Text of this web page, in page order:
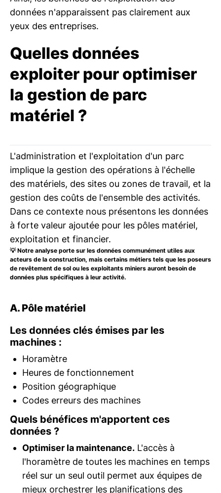
données n'apparaissent pas clairement aux
yeux des entreprises.
Quelles données
exploiter pour optimiser
la gestion de parc
matériel ?
L'administration et l'exploitation d'un parc
implique la gestion des opérations à l'échelle
des matériels, des sites ou zones de travail, et la
gestion des coûts de l'ensemble des activités.
Dans ce contexte nous présentons les données
à forte valeur ajoutée pour les pôles matériel,
exploitation et financier.
💡 Notre analyse porte sur les données communément utiles aux
acteurs de la construction, mais certains métiers tels que les poseurs
de revêtement de sol ou les exploitants miniers auront besoin de
données plus spécifiques à leur activité.
A. Pôle matériel
Les données clés émises par les
machines :
Horamètre
Heures de fonctionnement
Position géographique
Codes erreurs des machines
Quels bénéfices m'apportent ces
données ?
Optimiser la maintenance. L'accès à
l'horamètre de toutes les machines en temps
réel sur un seul outil permet aux équipes de
mieux orchestrer les planifications des